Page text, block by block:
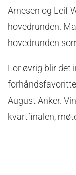
Arnesen og Leif
hovedrunden.
hovedrunden
For øvrig blir det
August Anker.
kvartfinalen,